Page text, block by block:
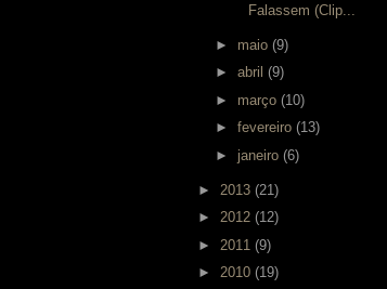
Falassem (Clip...
► maio (9)
► abril (9)
► março (10)
► fevereiro (13)
► janeiro (6)
► 2013 (21)
► 2012 (12)
► 2011 (9)
► 2010 (19)